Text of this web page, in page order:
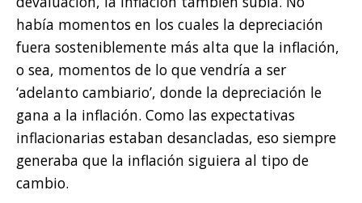
había momentos en los cuales la depreciación
fuera sosteniblemente más alta que la inflación,
o sea, momentos de lo que vendría a ser
‘adelanto cambiario’, donde la depreciación le
gana a la inflación. Como las expectativas
inflacionarias estaban desancladas, eso siempre
generaba que la inflación siguiera al tipo de
cambio.